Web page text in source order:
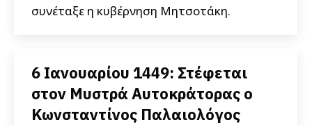
συνέταξε η κυβέρνηση Μητσοτάκη.
6 Ιανουαρίου 1449: Στέφεται
στον Μυστρά Αυτοκράτορας ο
Κωνσταντίνος Παλαιολόγος